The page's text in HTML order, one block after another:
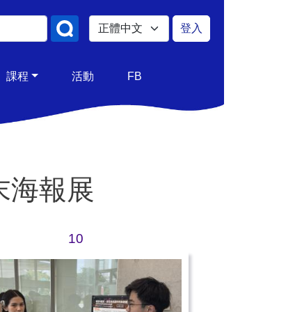
Select your language
使用者帳號
登入
課程 活動 FB
海報展
10